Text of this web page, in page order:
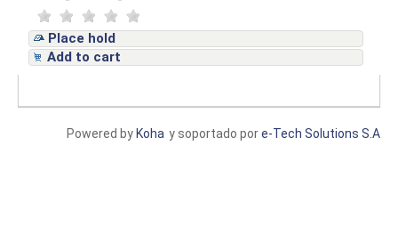
Place hold
Add to cart
y soportado pore-Tech Solutions S.A
Powered by Koha